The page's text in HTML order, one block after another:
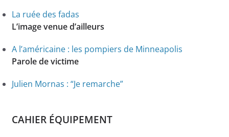
La ruée des fadas
L’image venue d’ailleurs
A l’américaine : les pompiers de Minneapolis
Parole de victime
Julien Mornas : “Je remarche”
CAHIER ÉQUIPEMENT